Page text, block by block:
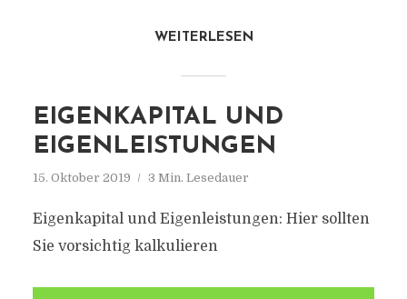
WEITERLESEN
EIGENKAPITAL UND
EIGENLEISTUNGEN
15. Oktober 2019 3 Min. Lesedauer
Eigenkapital und Eigenleistungen: Hier sollten
Sie vorsichtig kalkulieren